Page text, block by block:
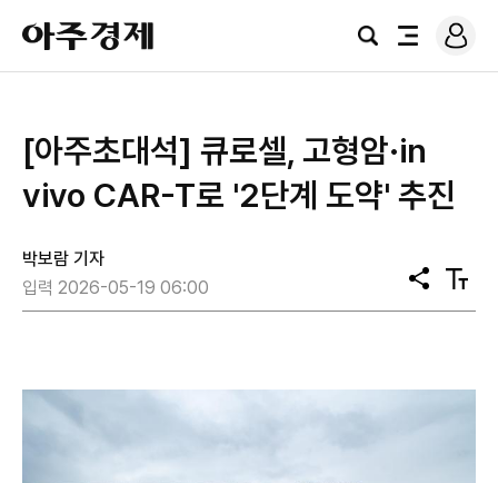
아
주
경
검
전
로
그
[아주초대석] 큐로셀, 고형암·in
vivo CAR-T로 '2단계 도약' 추진
박보람 기자
입력 2026-05-19 06:00
공
유
텍
스